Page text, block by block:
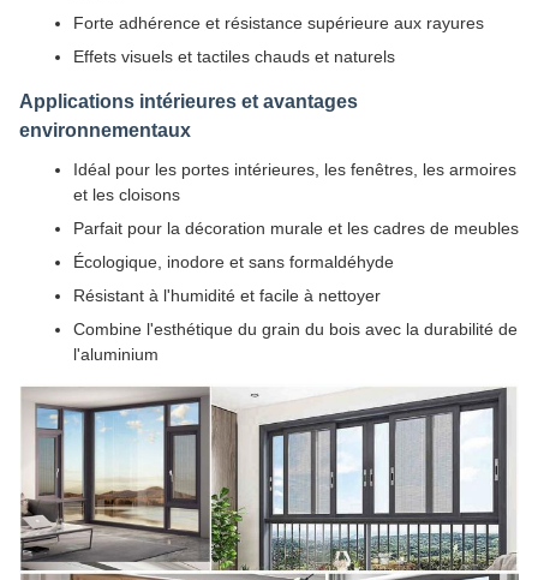
Forte adhérence et résistance supérieure aux rayures
Effets visuels et tactiles chauds et naturels
Applications intérieures et avantages
environnementaux
Idéal pour les portes intérieures, les fenêtres, les armoires
et les cloisons
Parfait pour la décoration murale et les cadres de meubles
Écologique, inodore et sans formaldéhyde
Résistant à l'humidité et facile à nettoyer
Combine l'esthétique du grain du bois avec la durabilité de
l'aluminium